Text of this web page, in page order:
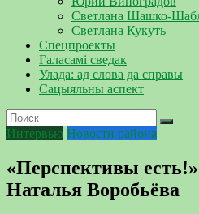
Светлана Шашко-
Светлана Кукуть
Спецпроекты
Галасамі сведак
Улада: ад слова да справы
Сацыяльны аспект
Интервью Новости района
«Перспективы
Наталья Воробьёва